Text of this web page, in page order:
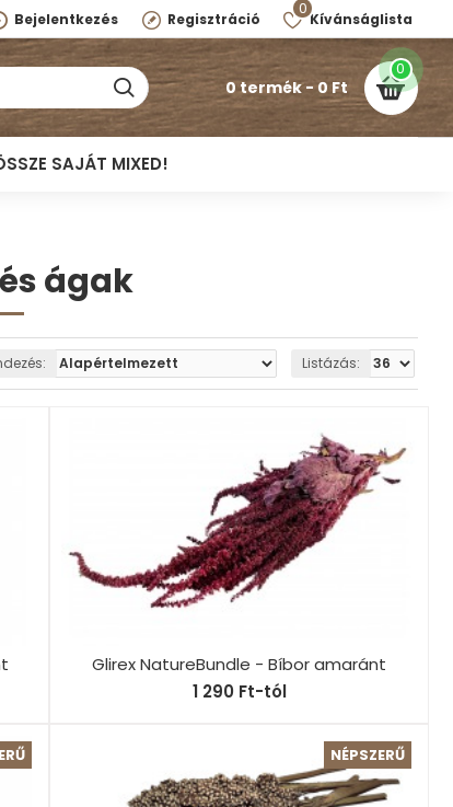
Bejelentkezés Regisztráció Kívánságlista
0
0 termék - 0 Ft
0
SAJÁT MIXED!
ágak
Listázás:
Glirex NatureBundle - Bíbor amaránt
1 290 Ft-tól
NÉPSZERŰ